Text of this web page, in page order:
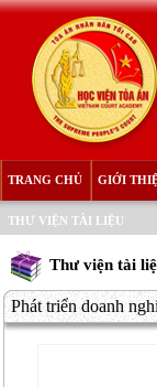
TRANG CHỦ GIỚI
THƯ VIỆN TÀI LIỆU
Thư viện tài
Phát triển doanh